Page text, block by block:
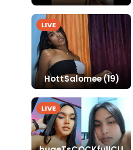
LIVE
HottSalomee (19)
LIVE